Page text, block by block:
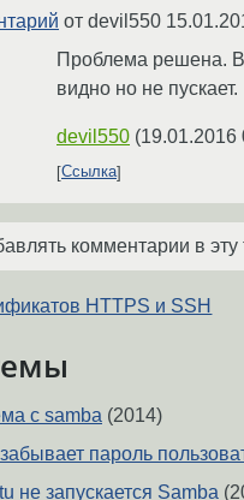
от devil550
Проблема решена.
видно но не пускает.
devil550 (19.01.2016
Ссылка
комментарии в
HTTPS и SSH
с samba (2014)
пароль
не запускается Samba